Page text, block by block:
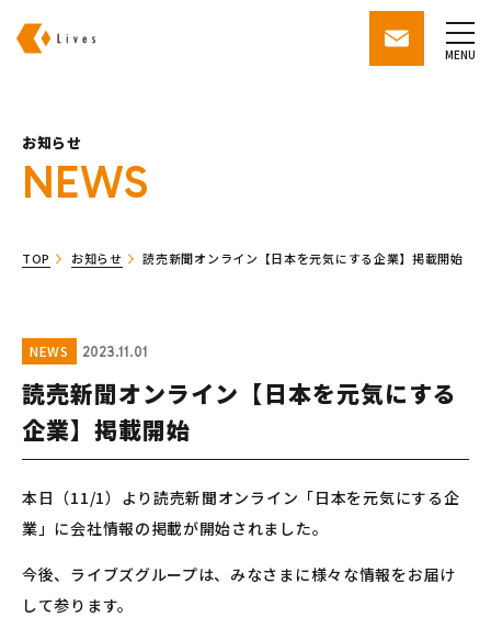
contactMENU
お知らせ
NEWS
TOP お知らせ 読売新聞オンライン【日本を元気にする企業】掲載開始
NEWS 2023.11.01
読売新聞オンライン【日本を元気にする
企業】掲載開始
本日（11/1）より読売新聞オンライン「日本を元気にする企
業」に会社情報の掲載が開始されました。
今後、ライブズグループは、みなさまに様々な情報をお届け
して参ります。